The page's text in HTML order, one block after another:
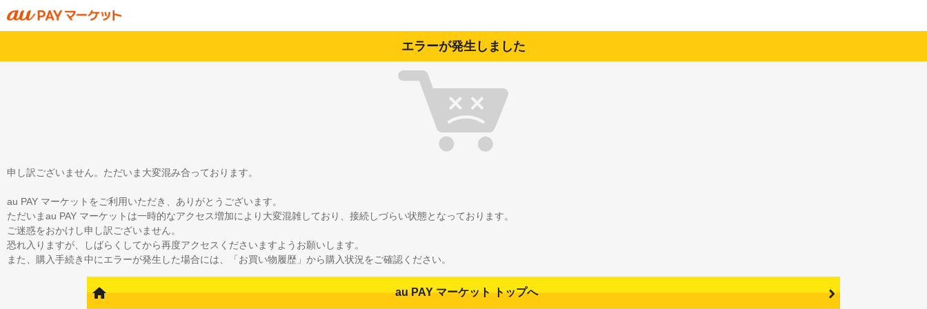
エラーが発生しました
申し訳ございません。ただいま大変混み合っております。
au PAY マーケットをご利用いただき、ありがとうございます。
ただいまau PAY マーケットは一時的なアクセス増加により大変混雑しており、接続しづらい状態となっております。
ご迷惑をおかけし申し訳ございません。
恐れ入りますが、しばらくしてから再度アクセスくださいますようお願いします。
また、購入手続き中にエラーが発生した場合には、「お買い物履歴」から購入状況をご確認ください。
au PAY マーケット トップへ